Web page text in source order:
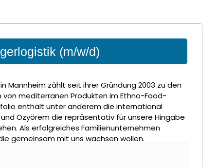
(m/w/d)
Mannheim zählt seit ihrer Gründung 2003 zu den
mediterranen Produkten im Ethno-Food-
enthält unter anderem die international
Özyörem die repräsentativ für unsere Hingabe
Als erfolgreiches Familienunternehmen
gemeinsam mit uns wachsen wollen.